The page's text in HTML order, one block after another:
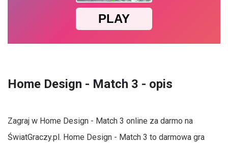
Home Design - Match 3 - opis
Zagraj w Home Design - Match 3 online za darmo na
ŚwiatGraczy.pl. Home Design - Match 3 to darmowa gra